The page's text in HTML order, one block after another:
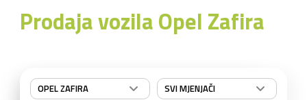
Prodaja vozila Opel Zafira
OPEL ZAFIRA SVI MJENJAČI